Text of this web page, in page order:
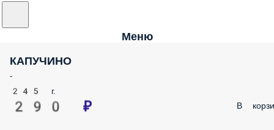
Меню
КАПУЧИНО
-
245 г.
290 ₽ В